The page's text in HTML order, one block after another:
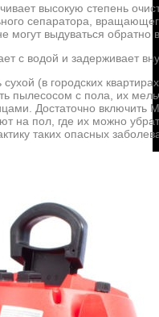
высокую степень
сепаратора,
могут выдуваться
с водой и задерживает
(в городских
пылесосом с пола, их
Достаточно включить
на пол, где их можно
таких опасных